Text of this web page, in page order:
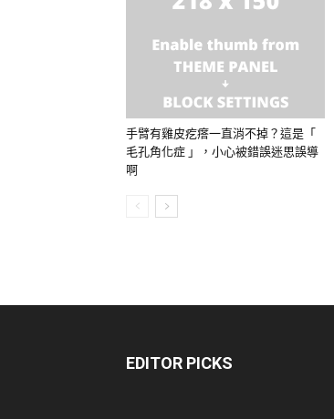
手臂有雞皮疙瘩一直消不掉？這是「
毛孔角化症 」，小心被錯誤迷思誤導
啊
EDITOR PICKS